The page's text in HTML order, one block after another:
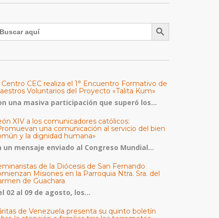
Botón de búsqueda
Centro CEC realiza el 1° Encuentro Formativo de
Voluntarios del Proyecto «Talita Kum»
una masiva participación que superó los...
XIV a los comunicadores católicos:
una comunicación al servicio del bien
y la dignidad humana»
un mensaje enviado al Congreso Mundial...
de la Diócesis de San Fernando
Misiones en la Parroquia Ntra. Sra. del
de Guachara
02 al 09 de agosto, los...
de Venezuela presenta su quinto boletín